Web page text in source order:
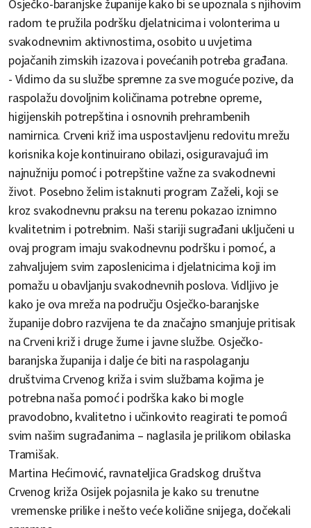
Osječko-baranjske županije kako bi se upoznala s njihovim
radom te pružila podršku djelatnicima i volonterima u
svakodnevnim aktivnostima, osobito u uvjetima
pojačanih zimskih izazova i povećanih potreba građana.
- Vidimo da su službe spremne za sve moguće pozive, da
raspolažu dovoljnim količinama potrebne opreme,
higijenskih potrepština i osnovnih prehrambenih
namirnica. Crveni križ ima uspostavljenu redovitu mrežu
korisnika koje kontinuirano obilazi, osiguravajući im
najnužniju pomoć i potrepštine važne za svakodnevni
život. Posebno želim istaknuti program Zaželi, koji se
kroz svakodnevnu praksu na terenu pokazao iznimno
kvalitetnim i potrebnim. Naši stariji sugrađani uključeni u
ovaj program imaju svakodnevnu podršku i pomoć, a
zahvaljujem svim zaposlenicima i djelatnicima koji im
pomažu u obavljanju svakodnevnih poslova. Vidljivo je
kako je ova mreža na području Osječko-baranjske
županije dobro razvijena te da značajno smanjuje pritisak
na Crveni križ i druge žurne i javne službe. Osječko-
baranjska županija i dalje će biti na raspolaganju
društvima Crvenog križa i svim službama kojima je
potrebna naša pomoć i podrška kako bi mogle
pravodobno, kvalitetno i učinkovito reagirati te pomoći
svim našim sugrađanima – naglasila je prilikom obilaska
Tramišak.
Martina Hećimović, ravnateljica Gradskog društva
Crvenog križa Osijek pojasnila je kako su trenutne
vremenske prilike i nešto veće količine snijega, dočekali